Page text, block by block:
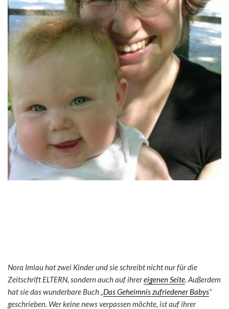
Nora Imlau hat zwei Kinder und sie schreibt nicht nur für die
Zeitschrift ELTERN, sondern auch auf ihrereigenen Seite. Außerdem
hat sie das wunderbare Buch „Das Geheimnis zufriedener Babys“
geschrieben. Wer keine news verpassen möchte, ist auf ihrer